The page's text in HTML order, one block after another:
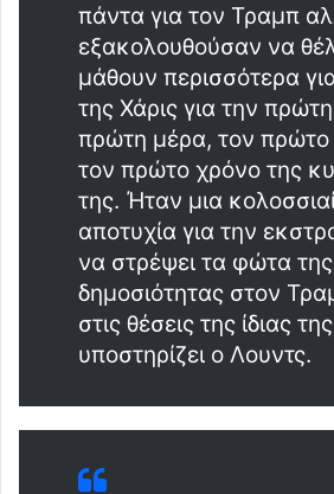
πάντα για τον Τραμπ
εξακολουθούσαν να
μάθουν περισσότερα
της Χάρις για την
πρώτη μέρα, τον πρώτο
τον πρώτο χρόνο της
της. Ήταν μια
αποτυχία για την
να στρέψει τα φώτα της
δημοσιότητας στον
στις θέσεις της ίδιας
υποστηρίζει ο Λουντς.